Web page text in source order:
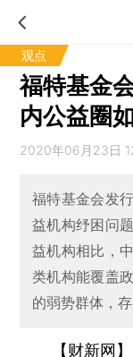
观点
福特基金
内公益圈
2020年06月23日
福特基金会发
益机构纾困问
益机构相比，
类机构能覆盖
的弱势群体，
【财新网